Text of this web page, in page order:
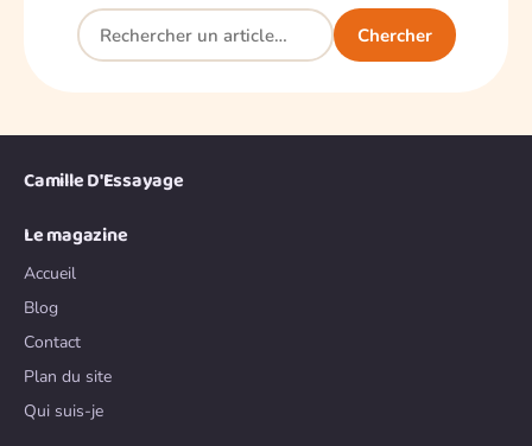
Rechercher
Chercher
Camille D'Essayage
Le magazine
Accueil
Blog
Contact
Plan du site
Qui suis-je